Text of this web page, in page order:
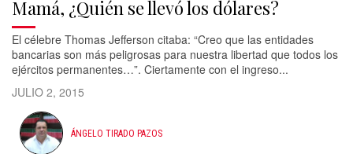
Mamá, ¿Quién se llevó los dólares?
El célebre Thomas Jefferson citaba: “Creo que las entidades
bancarias son más peligrosas para nuestra libertad que todos los
ejércitos permanentes…”. Ciertamente con el ingreso...
JULIO 2, 2015
ÁNGELO TIRADO PAZOS